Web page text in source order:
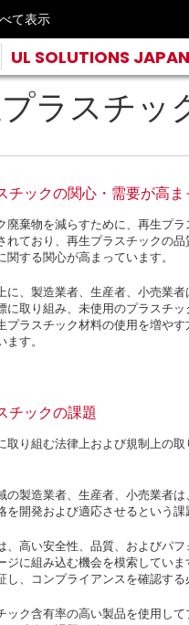
て表示
UL SOLUTIONS JAPAN
ラスチッ
チックの関心・需要が高ま
廃棄物を減らすために、再生プ
れており、再生プラスチックの品
関する関心が高まっています。
に、製造業者、生産者、小売業
に取り組み、未使用のプラスチッ
プラスチック材料の使用を増やす
す。
チックの課題
取り組む法律上および規制上の
の製造業者、生産者、小売業者
を開発および適応させるという課
、高い安全性、品質、およびパ
ジに組み込む機会を模索してい
し、コンプライアンスを確認する
ック含有率の高い製品を使用し